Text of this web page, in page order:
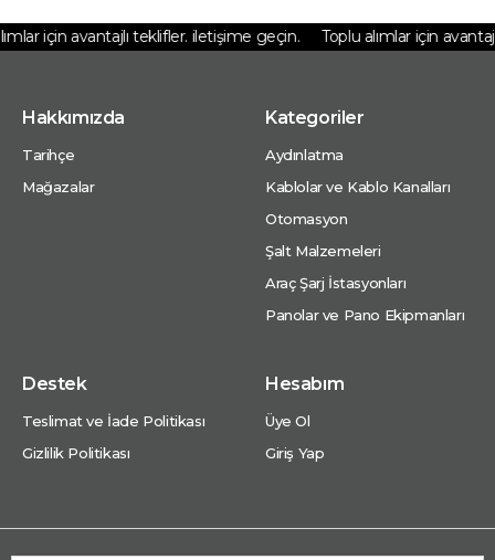
için avantajlı teklifler. iletişime geçin. Toplu alımlar için
Hakkımızda
Tarihçe
Mağazalar
Kategoriler
Aydınlatma
Kablolar ve Kablo Kanalları
Otomasyon
Şalt Malzemeleri
Araç Şarj İstasyonları
Panolar ve Pano Ekipmanları
Destek
Teslimat ve İade Politikası
Gizlilik Politikası
Hesabım
Üye Ol
Giriş Yap